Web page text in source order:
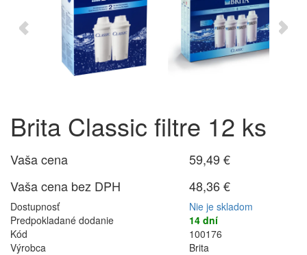
Brita Classic filtre 12 ks
Vaša cena
59,49 €
Vaša cena bez DPH
48,36 €
Dostupnosť
Nie je skladom
Predpokladané dodanie
14 dní
Kód
100176
Výrobca
Brita